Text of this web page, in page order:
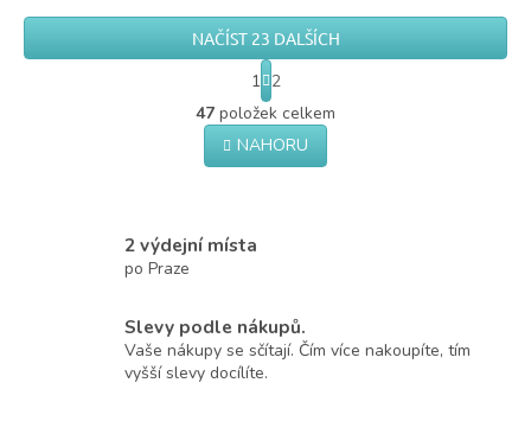
O
v
l
á
v
k
y
NAČÍST 23 DALŠÍCH
S
t
r
á
n
k
1 2
47 položek celkem
NAHORU
2 výdejní místa
po Praze
Slevy podle nákupů.
Vaše nákupy se sčítají. Čím více nakoupíte, tím
vyšší slevy docílíte.